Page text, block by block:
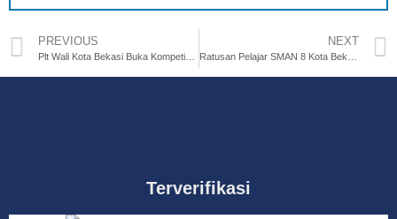
PREVIOUS NEXT
Terverifikasi